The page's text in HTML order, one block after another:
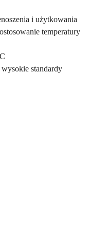
i użytkowania
temperatury
standardy